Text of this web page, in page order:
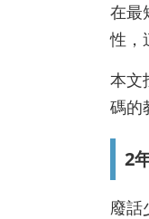
在最
性，
本文
碼的
2
廢話